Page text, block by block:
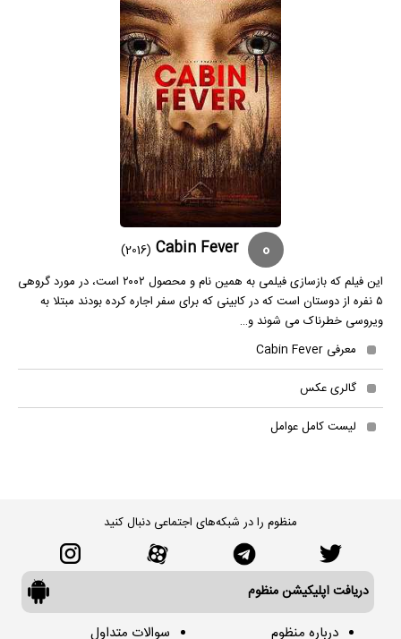
0
Cabin Fever
(2016)
این فیلم که بازسازی فیلمی به همین نام و محصول ۲۰۰۲ است، در مورد گروهی
۵ نفره از دوستان است که در کابینی که برای سفر اجاره کرده بودند مبتلا به
ویروسی خطرناک می شوند و…
معرفی Cabin Fever
گالری عکس
لیست کامل عوامل
منظوم را در شبکه‌های اجتماعی دنبال کنید
دریافت اپلیکیشن منظوم
درباره منظوم سوالات متداول